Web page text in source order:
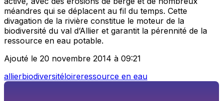
méandres qui se déplacent au fil du temps. Cette
divagation de la rivière constitue le moteur de la
biodiversité du val d’Allier et garantit la pérennité de la
ressource en eau potable.
Ajouté le 20 novembre 2014 à 09:21
allierbiodiversitéloireressource en eau